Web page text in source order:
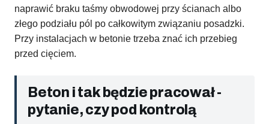
naprawić braku taśmy obwodowej przy ścianach albo
złego podziału pól po całkowitym związaniu posadzki.
Przy instalacjach w betonie trzeba znać ich przebieg
przed cięciem.
Beton i tak będzie pracował -
pytanie, czy pod kontrolą